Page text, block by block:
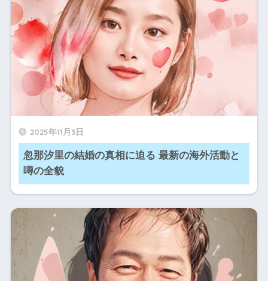
2025年11月3日
忽那汐里の結婚の真相に迫る 最新の海外活動と
噂の全貌